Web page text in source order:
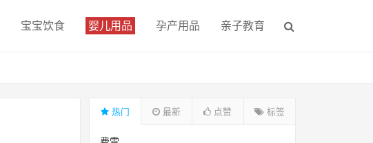
宝宝饮食 婴儿用品 孕产用品 亲子教育
热门 最新 点赞 标签